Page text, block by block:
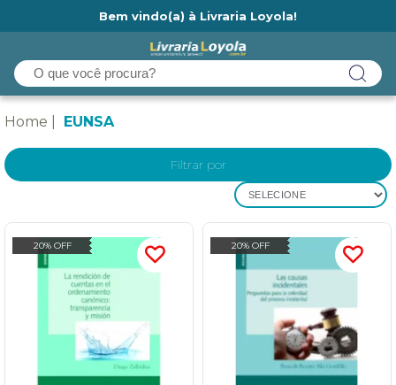
Bem vindo(a) à Livraria Loyola!
Home EUNSA
Filtrar por
SELECIONE
20% OFF 20% OFF